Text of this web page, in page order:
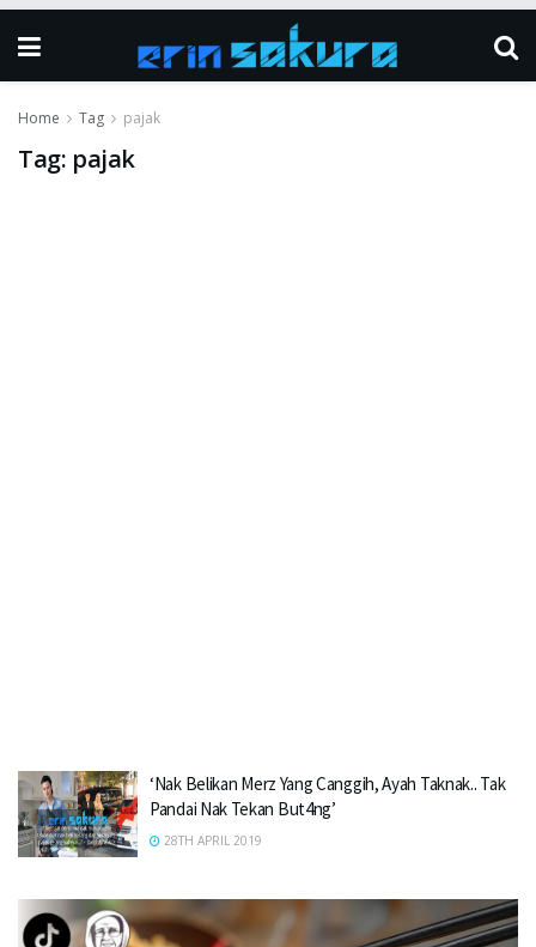
Home Tag pajak
Tag: pajak
‘Nak Belikan Merz Yang Canggih, Ayah Taknak.. Tak
Pandai Nak Tekan But4ng’
28TH APRIL 2019